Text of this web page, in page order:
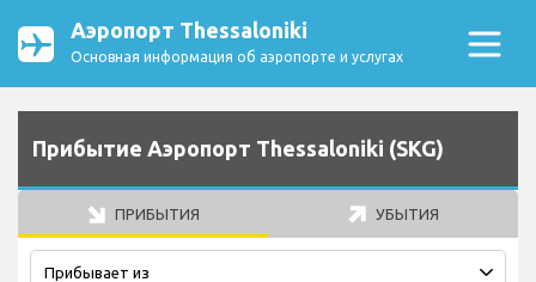
Аэропорт Thessaloniki
Основная информация об аэропорте и услугах
Прибытие Аэропорт Thessaloniki (SKG)
ПРИБЫТИЯ УБЫТИЯ